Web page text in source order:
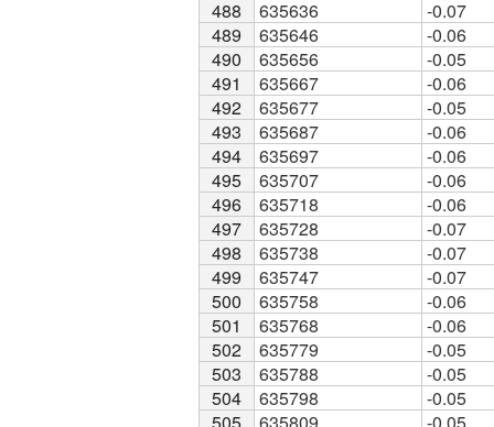
488 635636
-0.07
489
635646
-0.06
490
635656
-0.05
491
635667
-0.06
492
635677
-0.05
493
635687
-0.06
494
635697
-0.06
495
635707
-0.06
496
635718
-0.06
497
635728
-0.07
498
635738
-0.07
499
635747
-0.07
500
635758
-0.06
501
635768
-0.06
502
635779
-0.05
503
635788
-0.05
504
635798
-0.05
488
489
490
491
492
493
494
495
496
497
498
499
500
501
502
503
504